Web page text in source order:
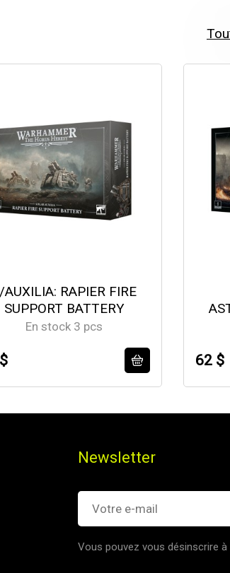
AUXILIA: RAPIER FIRE
SUPPORT BATTERY
En stock 3 pcs
62 $
Newsletter
Vous pouvez vous désinscrire